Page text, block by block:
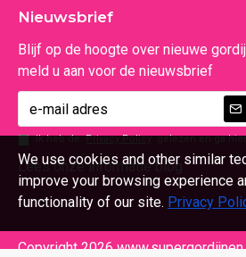
Nieuwsbrief
Blijf op de hoogte over nieuwe
meld u aan voor de nieuwsbrief
Ik heb de Privacy Policy gelezen en ga
Lees onze informatie blog
Copyright 2026
We use cookies and other similar
improve your browsing experience
functionality of our site. Privacy